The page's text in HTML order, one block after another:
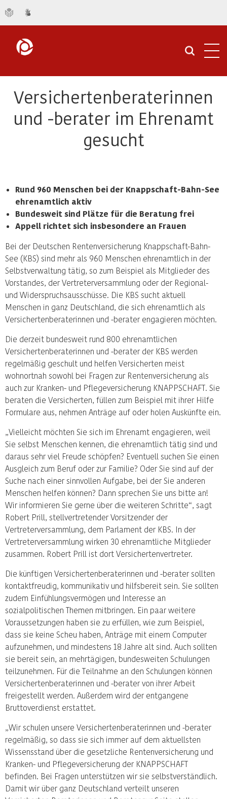
Versichertenberaterinnen
und -berater im Ehrenamt
gesucht
Rund 960 Menschen bei der Knappschaft-Bahn-See
ehrenamtlich aktiv
Bundesweit sind Plätze für die Beratung frei
Appell richtet sich insbesondere an Frauen
Bei der Deutschen Rentenversicherung Knappschaft-Bahn-
See (KBS) sind mehr als 960 Menschen ehrenamtlich in der
Selbstverwaltung tätig, so zum Beispiel als Mitglieder des
Vorstandes, der Vertreterversammlung oder der Regional-
und Widerspruchsausschüsse. Die KBS sucht aktuell
Menschen in ganz Deutschland, die sich ehrenamtlich als
Versichertenberaterinnen und -berater engagieren möchten.
Die derzeit bundesweit rund 800 ehrenamtlichen
Versichertenberaterinnen und -berater der KBS werden
regelmäßig geschult und helfen Versicherten meist
wohnortnah sowohl bei Fragen zur Rentenversicherung als
auch zur Kranken- und Pflegeversicherung KNAPPSCHAFT. Sie
beraten die Versicherten, füllen zum Beispiel mit ihrer Hilfe
Formulare aus, nehmen Anträge auf oder holen Auskünfte ein.
„Vielleicht möchten Sie sich im Ehrenamt engagieren, weil
Sie selbst Menschen kennen, die ehrenamtlich tätig sind und
daraus sehr viel Freude schöpfen? Eventuell suchen Sie einen
Ausgleich zum Beruf oder zur Familie? Oder Sie sind auf der
Suche nach einer sinnvollen Aufgabe, bei der Sie anderen
Menschen helfen können? Dann sprechen Sie uns bitte an!
Wir informieren Sie gerne über die weiteren Schritte“, sagt
Robert Prill, stellvertretender Vorsitzender der
Vertreterversammlung, dem Parlament der KBS. In der
Vertreterversammlung wirken 30 ehrenamtliche Mitglieder
zusammen. Robert Prill ist dort Versichertenvertreter.
Die künftigen Versichertenberaterinnen und -berater sollten
kontaktfreudig, kommunikativ und hilfsbereit sein. Sie sollten
zudem Einfühlungsvermögen und Interesse an
sozialpolitischen Themen mitbringen. Ein paar weitere
Voraussetzungen haben sie zu erfüllen, wie zum Beispiel,
dass sie keine Scheu haben, Anträge mit einem Computer
aufzunehmen, und mindestens 18 Jahre alt sind. Auch sollten
sie bereit sein, an mehrtägigen, bundesweiten Schulungen
teilzunehmen. Für die Teilnahme an den Schulungen können
Versichertenberaterinnen und -berater von ihrer Arbeit
freigestellt werden. Außerdem wird der entgangene
Bruttoverdienst erstattet.
„Wir schulen unsere Versichertenberaterinnen und -berater
regelmäßig, so dass sie sich immer auf dem aktuellsten
Wissensstand über die gesetzliche Rentenversicherung und
Kranken- und Pflegeversicherung der KNAPPSCHAFT
befinden. Bei Fragen unterstützen wir sie selbstverständlich.
Damit wir über ganz Deutschland verteilt unseren